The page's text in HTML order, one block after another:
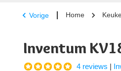
Vorige Home
Inventum
4 reviews |